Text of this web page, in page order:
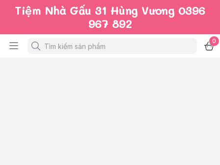
Tiệm Nhà Gấu 31 Hùng Vương 0396
967 892
0